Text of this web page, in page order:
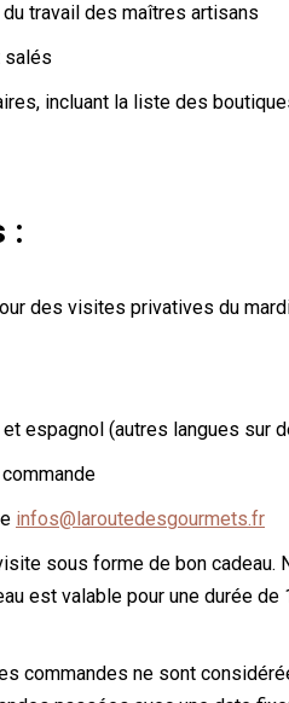
travail des maîtres artisans
salés
incluant la liste des
:
des visites privatives du
espagnol (autres langues sur
infos@laroutedesgourmets.fr
sous forme de bon cadeau.
est valable pour une durée de
commandes ne sont